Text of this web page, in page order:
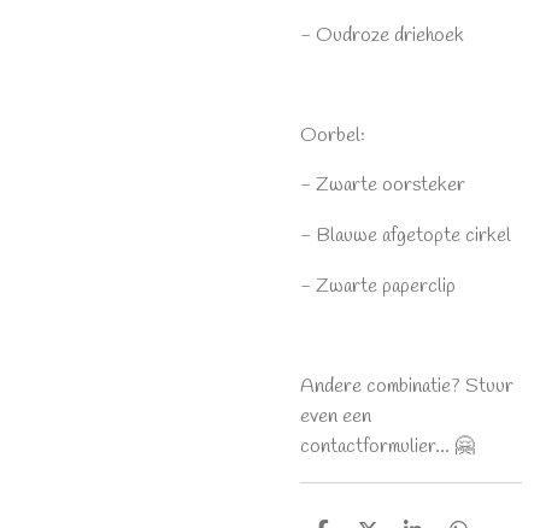
- Oudroze driehoek
Oorbel:
- Zwarte oorsteker
- Blauwe afgetopte cirkel
- Zwarte paperclip
Andere combinatie? Stuur
even een
contactformulier... 🤗